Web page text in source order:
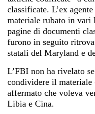
classificate. L’ex
materiale rubato in vari
pagine di documenti
furono in seguito
statali del Maryland e
L’FBI non ha rivelato
condividere il materiale
affermato che voleva
Libia e Cina.